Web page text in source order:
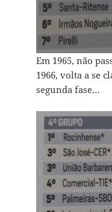
Em 1965, não
1966, volta a se
segunda fase…